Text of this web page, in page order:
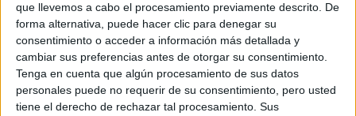
que llevemos a cabo el procesamiento previamente descrito. De
forma alternativa, puede hacer clic para denegar su
consentimiento o acceder a información más detallada y
cambiar sus preferencias antes de otorgar su consentimiento.
Tenga en cuenta que algún procesamiento de sus datos
personales puede no requerir de su consentimiento, pero usted
tiene el derecho de rechazar tal procesamiento. Sus
Descuentos en publicaciones
Participación en los eventos organizados por
Editorial Perfil.
Suscribite ahora